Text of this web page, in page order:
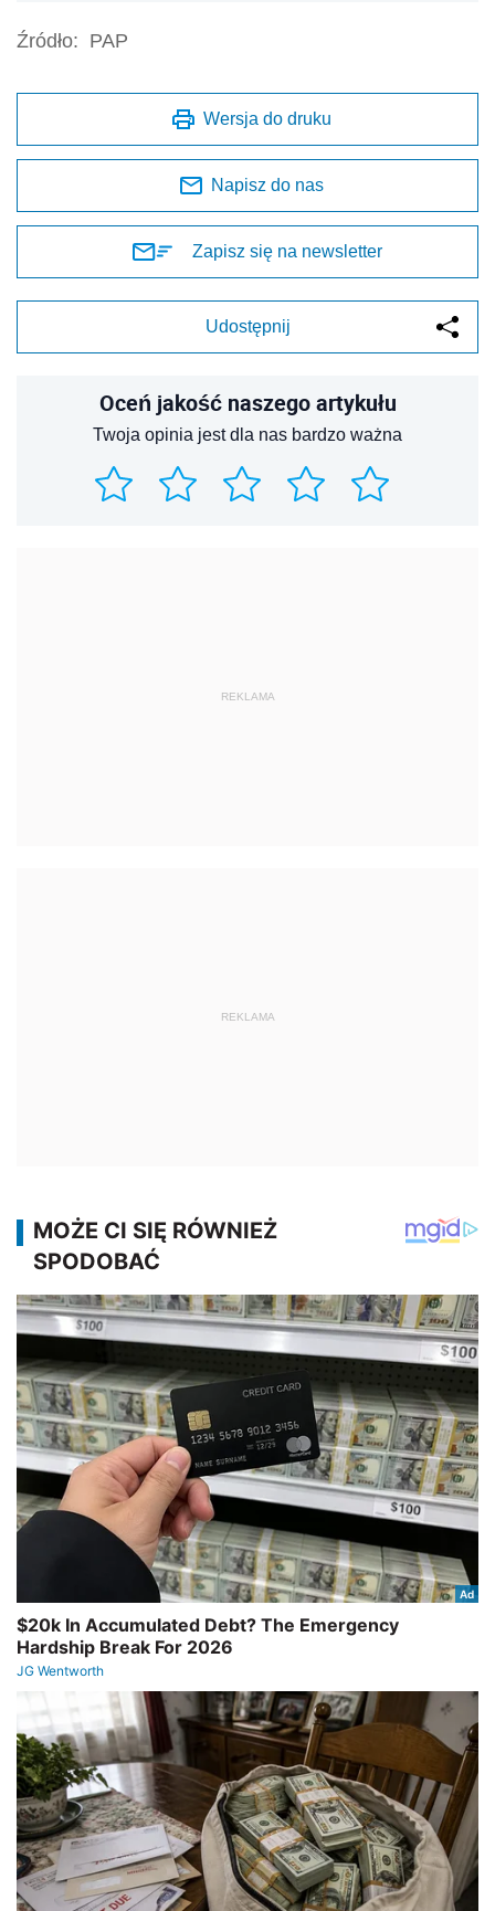
Oceń jakość naszego artykułu
REKLAMA